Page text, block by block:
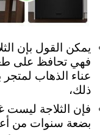
يمكن القول بإن
فهي تحافظ على
عناء الذهاب لمتجر
ذلك،
فإن الثلاجة ليست
بضعة سنوات من